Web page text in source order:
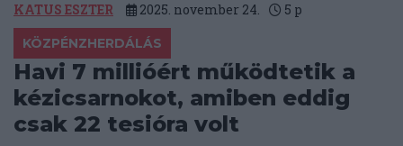
KATUS ESZTER 2025. november 24. 5 p
KÖZPÉNZHERDÁLÁS
Havi 7 millióért működtetik a
kézicsarnokot, amiben eddig
csak 22 tesióra volt